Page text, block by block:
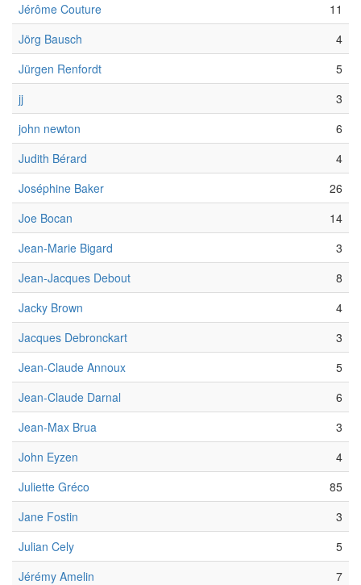
Jérôme Couture
11
Jörg Bausch
4
Jürgen Renfordt
5
jj
3
john newton
6
Judith Bérard
4
Joséphine Baker
26
Joe Bocan
14
Jean-Marie Bigard
3
Jean-Jacques Debout
8
Jacky Brown
4
Jacques Debronckart
3
Jean-Claude Annoux
5
Jean-Claude Darnal
6
Jean-Max Brua
3
John Eyzen
4
Juliette Gréco
85
Jane Fostin
3
Julian Cely
5
Jérémy Amelin
7